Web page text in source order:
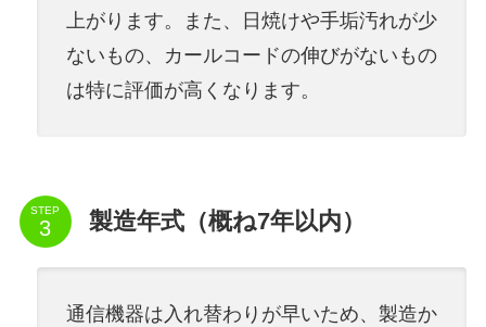
上がります。また、日焼けや手垢汚れが少
ないもの、カールコードの伸びがないもの
は特に評価が高くなります。
STEP 製造年式（概ね7年以内）
通信機器は入れ替わりが早いため、製造か